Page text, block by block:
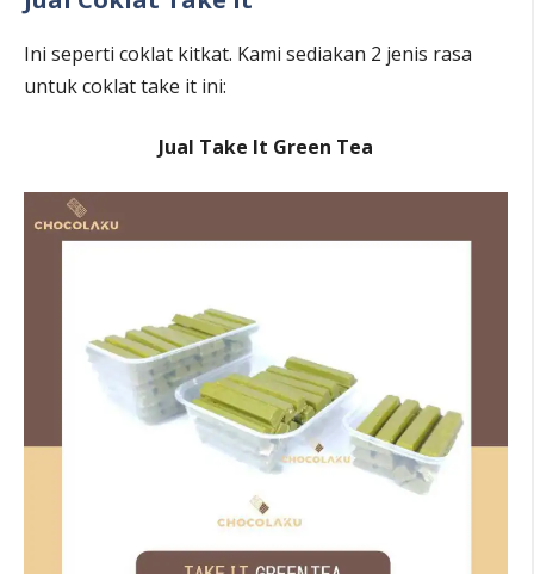
Ini seperti coklat kitkat. Kami sediakan 2 jenis rasa
untuk coklat take it ini:
Jual Take It Green Tea